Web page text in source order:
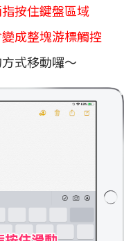
按住鍵盤區域
成整塊游標觸控
式移動囉～